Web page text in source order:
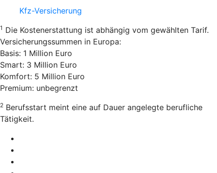
Kfz-Versicherung
1 Die Kostenerstattung ist abhängig vom gewählten Tarif.
Versicherungssummen in Europa:
Basis: 1 Million Euro
Smart: 3 Million Euro
Komfort: 5 Million Euro
Premium: unbegrenzt
2 Berufsstart meint eine auf Dauer angelegte berufliche
Tätigkeit.